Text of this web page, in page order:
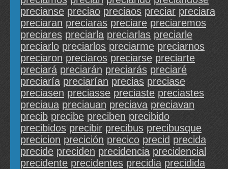
precianse preciao preciaos preciar preciara
preciaran preciaras preciare preciaremos
preciares preciarla preciarlas preciarle
preciarlo preciarlos preciarme preciarnos
preciaron preciaros preciarse preciarte
preciará preciarán preciarás preciaré
preciaría preciarían precias preciase
preciasen preciasse preciaste preciastes
preciaua preciauan preciava preciavan
precib precibe preciben precibido
precibidos precibir precibus precibusque
precicion precición precico precid precida
precide preciden precidencia precidencial
precidente precidentes precidia precidida